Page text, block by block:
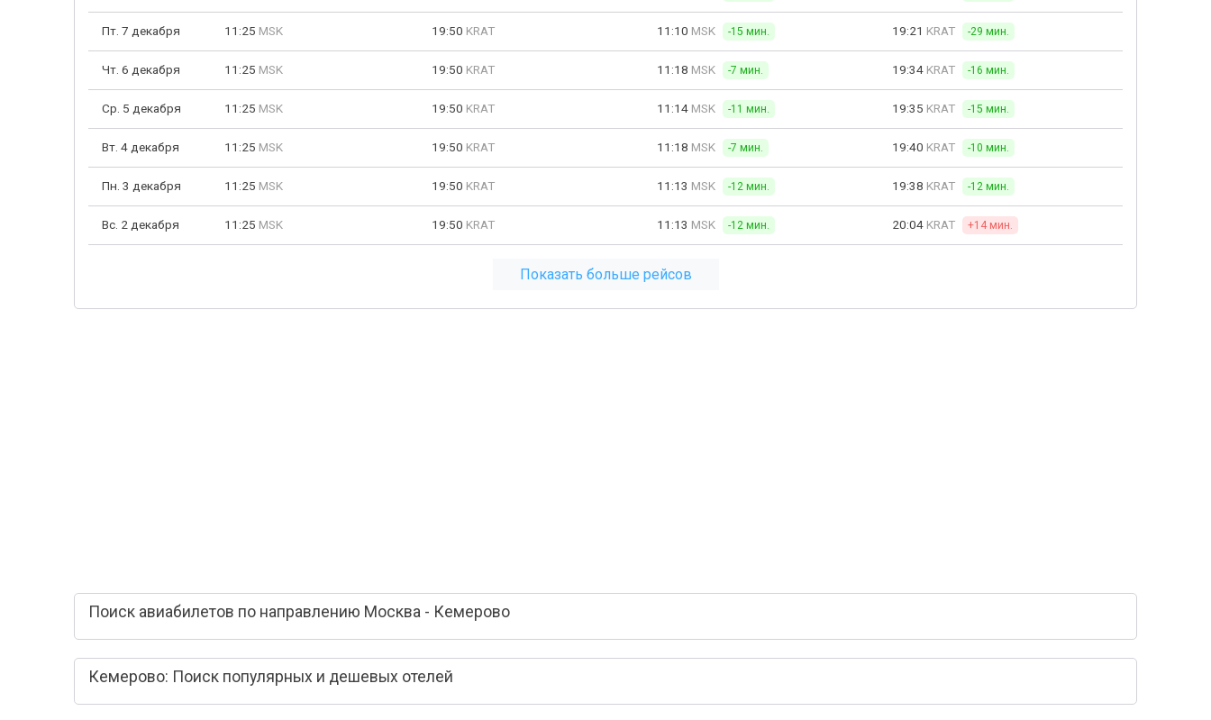
Пт. 7 декабря 11:25 MSK 19:50 KRAT 11:10 MSK -15 мин. 19:21 KRAT -29 мин.
Чт. 6 декабря 11:25 MSK 19:50 KRAT 11:18 MSK -7 мин. 19:34 KRAT -16 мин.
Ср. 5 декабря 11:25 MSK 19:50 KRAT 11:14 MSK -11 мин. 19:35 KRAT -15 мин.
Вт. 4 декабря 11:25 MSK 19:50 KRAT 11:18 MSK -7 мин. 19:40 KRAT -10 мин.
Пн. 3 декабря 11:25 MSK 19:50 KRAT 11:13 MSK -12 мин. 19:38 KRAT -12 мин.
Вс. 2 декабря 11:25 MSK 19:50 KRAT 11:13 MSK -12 мин. 20:04 KRAT +14 мин.
Показать больше рейсов
Поиск авиабилетов по направлению Москва - Кемерово
Кемерово: Поиск популярных и дешевых отелей